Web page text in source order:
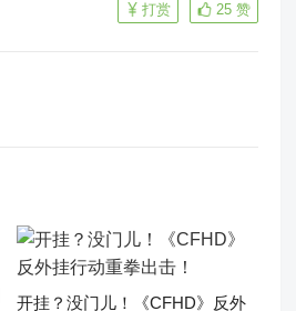
25 赞
打赏
开挂？没门儿！《CFHD》反外